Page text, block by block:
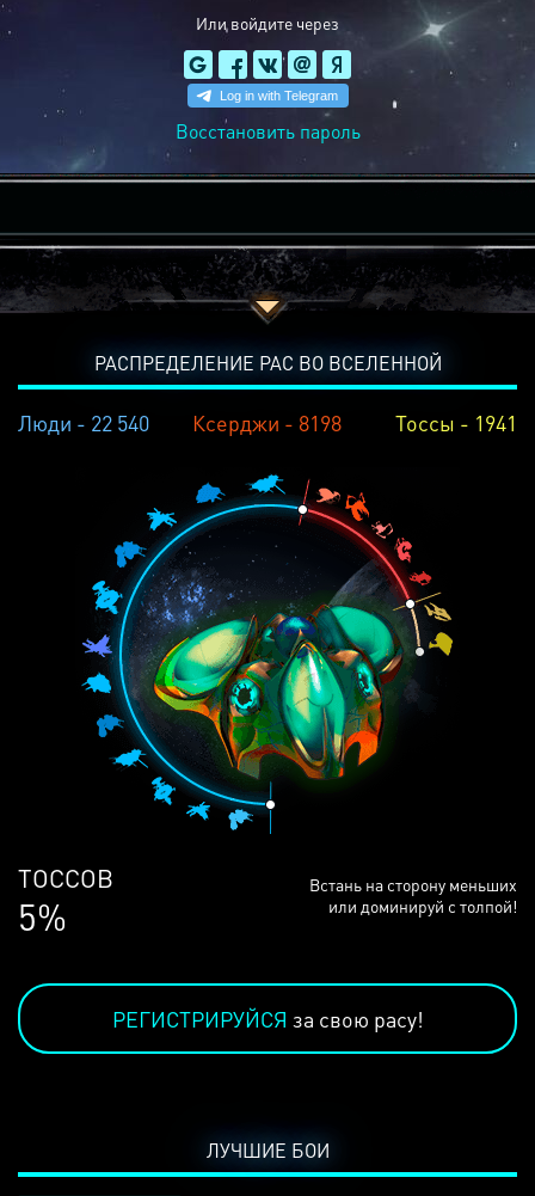
Или войдите через
Восстановить пароль
РАСПРЕДЕЛЕНИЕ РАС ВО ВСЕЛЕННОЙ
Люди - 22 540 Ксерджи - 8198 Тоссы - 1941
ЛЮДЕЙ
68%
Встань на сторону меньших
или доминируй с толпой!
РЕГИСТРИРУЙСЯ за свою расу!
ЛУЧШИЕ БОИ